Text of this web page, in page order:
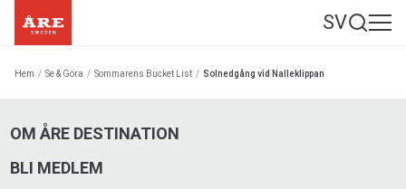
SV
Hem / Se & Göra / Sommarens Bucket List / Solnedgång vid Nalleklippan
OM ÅRE DESTINATION
BLI MEDLEM